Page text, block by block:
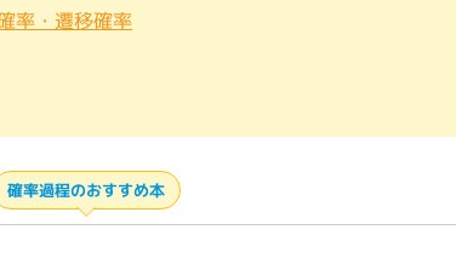
率・遷移確率
確率過程のおすすめ本